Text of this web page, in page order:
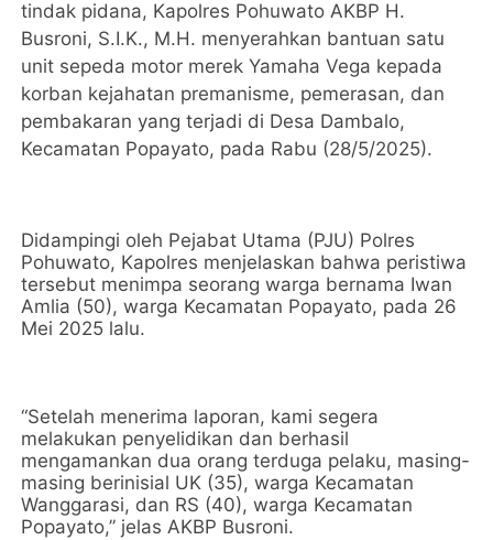
tindak pidana, Kapolres Pohuwato AKBP H.
Busroni, S.I.K., M.H. menyerahkan bantuan satu
unit sepeda motor merek Yamaha Vega kepada
korban kejahatan premanisme, pemerasan, dan
pembakaran yang terjadi di Desa Dambalo,
Kecamatan Popayato, pada Rabu (28/5/2025).
Didampingi oleh Pejabat Utama (PJU) Polres
Pohuwato, Kapolres menjelaskan bahwa peristiwa
tersebut menimpa seorang warga bernama Iwan
Amlia (50), warga Kecamatan Popayato, pada 26
Mei 2025 lalu.
“Setelah menerima laporan, kami segera
melakukan penyelidikan dan berhasil
mengamankan dua orang terduga pelaku, masing-
masing berinisial UK (35), warga Kecamatan
Wanggarasi, dan RS (40), warga Kecamatan
Popayato,” jelas AKBP Busroni.